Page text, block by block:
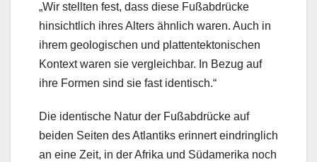
„Wir stellten fest, dass diese Fußabdrücke
hinsichtlich ihres Alters ähnlich waren. Auch in
ihrem geologischen und plattentektonischen
Kontext waren sie vergleichbar. In Bezug auf
ihre Formen sind sie fast identisch.“
Die identische Natur der Fußabdrücke auf
beiden Seiten des Atlantiks erinnert eindringlich
an eine Zeit, in der Afrika und Südamerika noch